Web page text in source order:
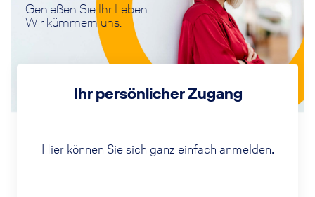
Genießen Sie Ihr Leben.
Wir kümmern uns.
Ihr persönlicher Zugang
Hier können Sie sich ganz einfach anmelden.